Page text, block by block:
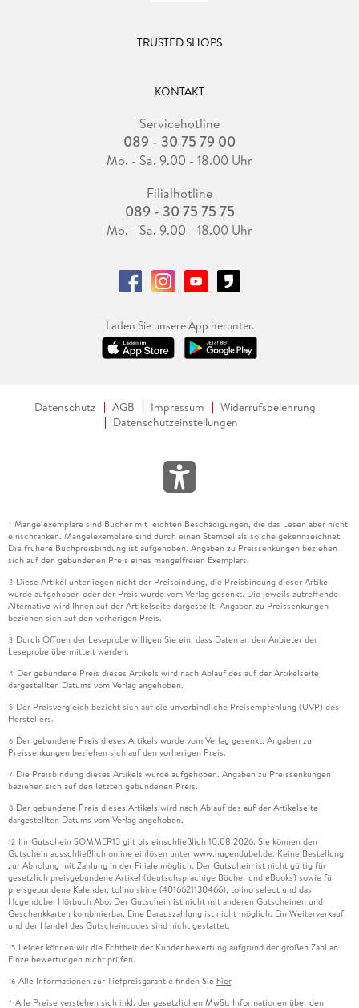
TRUSTED SHOPS
KONTAKT
Servicehotline
089 - 30 75 79 00
Mo. - Sa. 9.00 - 18.00 Uhr
Filialhotline
089 - 30 75 75 75
Mo. - Sa. 9.00 - 18.00 Uhr
Laden Sie unsere App herunter.
Datenschutz AGB Impressum
Widerrufsbelehrung
Datenschutzeinstellungen
1 Mängelexemplare sind Bücher mit leichten Beschädigungen, die das Lesen aber nicht
einschränken. Mängelexemplare sind durch einen Stempel als solche gekennzeichnet.
Die frühere Buchpreisbindung ist aufgehoben. Angaben zu Preissenkungen beziehen
sich auf den gebundenen Preis eines mangelfreien Exemplars.
2 Diese Artikel unterliegen nicht der Preisbindung, die Preisbindung dieser Artikel
wurde aufgehoben oder der Preis wurde vom Verlag gesenkt. Die jeweils zutreffende
Alternative wird Ihnen auf der Artikelseite dargestellt. Angaben zu Preissenkungen
beziehen sich auf den vorherigen Preis.
3 Durch Öffnen der Leseprobe willigen Sie ein, dass Daten an den Anbieter der
Leseprobe übermittelt werden.
4 Der gebundene Preis dieses Artikels wird nach Ablauf des auf der Artikelseite
dargestellten Datums vom Verlag angehoben.
5 Der Preisvergleich bezieht sich auf die unverbindliche Preisempfehlung (UVP) des
Herstellers.
6 Der gebundene Preis dieses Artikels wurde vom Verlag gesenkt. Angaben zu
Preissenkungen beziehen sich auf den vorherigen Preis.
7 Die Preisbindung dieses Artikels wurde aufgehoben. Angaben zu Preissenkungen
beziehen sich auf den letzten gebundenen Preis.
8 Der gebundene Preis dieses Artikels wird nach Ablauf des auf der Artikelseite
dargestellten Datums vom Verlag angehoben.
12 Ihr Gutschein SOMMER13 gilt bis einschließlich 10.08.2026. Sie können den
Gutschein ausschließlich online einlösen unter www.hugendubel.de. Keine Bestellung
zur Abholung mit Zahlung in der Filiale möglich. Der Gutschein ist nicht gültig für
gesetzlich preisgebundene Artikel (deutschsprachige Bücher und eBooks) sowie für
preisgebundene Kalender, tolino shine (4016621130466), tolino select und das
Hugendubel Hörbuch Abo. Der Gutschein ist nicht mit anderen Gutscheinen und
Geschenkkarten kombinierbar. Eine Barauszahlung ist nicht möglich. Ein Weiterverkauf
und der Handel des Gutscheincodes sind nicht gestattet.
15 Leider können wir die Echtheit der Kundenbewertung aufgrund der großen Zahl an
Einzelbewertungen nicht prüfen.
16 Alle Informationen zur Tiefpreisgarantie finden Sie hier
* Alle Preise verstehen sich inkl. der gesetzlichen MwSt. Informationen über den